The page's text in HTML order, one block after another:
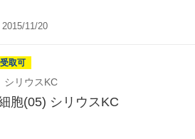
11/20
取可
シリウスKC
胞(05) シリウスKC